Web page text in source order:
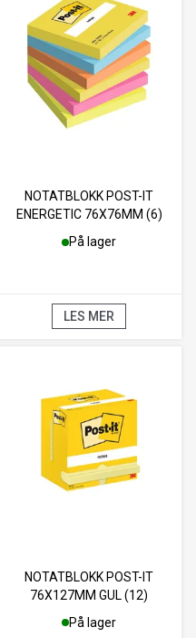
NOTATBLOKK POST-IT
ENERGETIC 76X76MM (6)
På lager
LES MER
NOTATBLOKK POST-IT
76X127MM GUL (12)
På lager